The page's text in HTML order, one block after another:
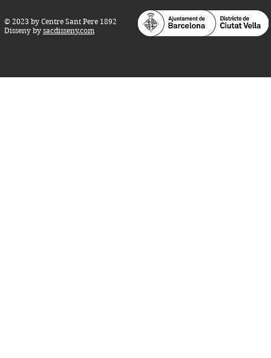
© 2023 by Centre Sant Pere 1892
Disseny by sacdisseny.com